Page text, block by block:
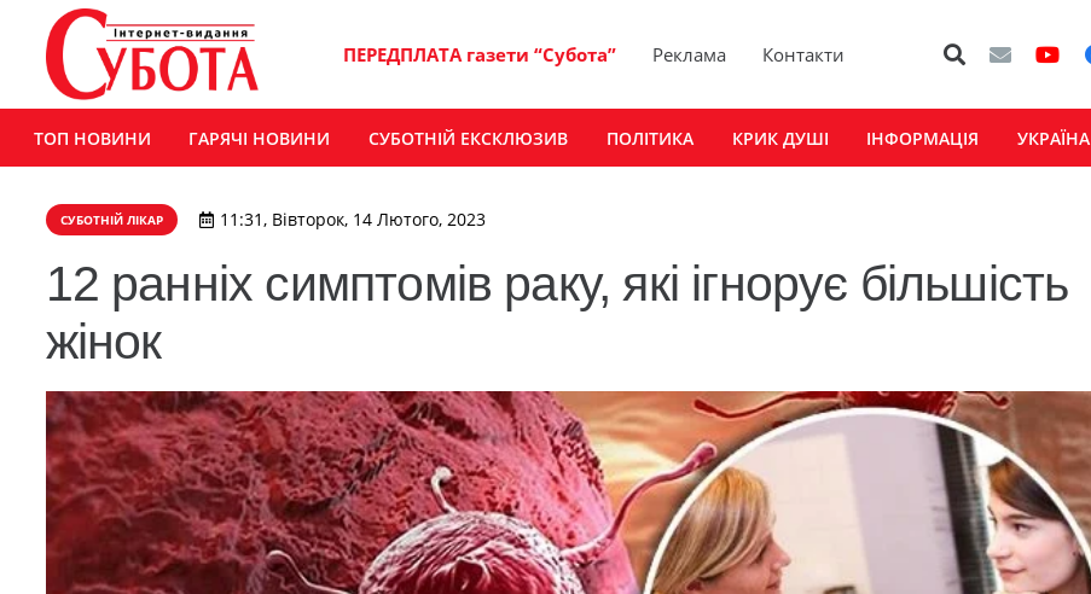
ПЕРЕДПЛАТА газети “Субота” Реклама Контакти
ТОП НОВИНИ ГАРЯЧІ НОВИНИ СУБОТНІЙ ЕКСКЛЮЗИВ ПОЛІТИКА КРИК ДУШІ ІНФОРМАЦІЯ УКРАЇНА
СУБОТНІЙ ЛІКАР 11:31, Вівторок, 14 Лютого, 2023
12 ранніх симптомів раку, які ігнорує більшість
жінок